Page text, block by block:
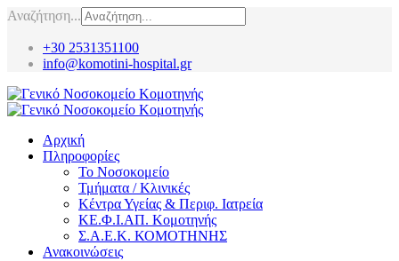
Αναζήτηση...
+30 2531351100
info@komotini-hospital.gr
Αρχική
Πληροφορίες
Το Νοσοκομείο
Τμήματα / Κλινικές
Κέντρα Υγείας & Περιφ. Ιατρεία
ΚΕ.Φ.Ι.ΑΠ. Κομοτηνής
Σ.Α.Ε.Κ. ΚΟΜΟΤΗΝΗΣ
Ανακοινώσεις